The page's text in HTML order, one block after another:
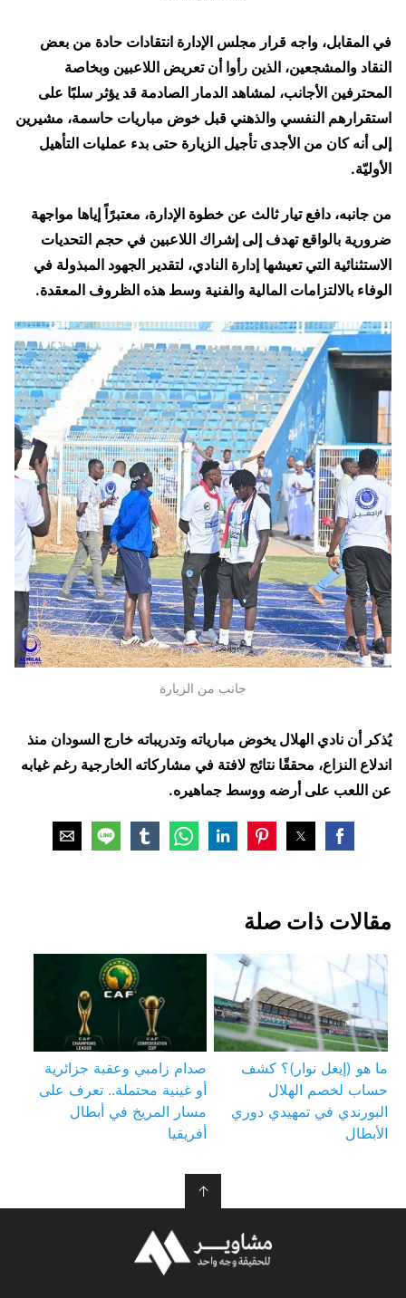
في المقابل، واجه قرار مجلس الإدارة انتقادات حادة من بعض
النقاد والمشجعين، الذين رأوا أن تعريض اللاعبين وبخاصة
المحترفين الأجانب، لمشاهد الدمار الصادمة قد يؤثر سلبًا على
استقرارهم النفسي والذهني قبل خوض مباريات حاسمة، مشيرين
إلى أنه كان من الأجدى تأجيل الزيارة حتى بدء عمليات التأهيل
الأوليّة.
من جانبه، دافع تيار ثالث عن خطوة الإدارة، معتبرًاً إياها مواجهة
ضرورية بالواقع تهدف إلى إشراك اللاعبين في حجم التحديات
الاستثنائية التي تعيشها إدارة النادي، لتقدير الجهود المبذولة في
الوفاء بالالتزامات المالية والفنية وسط هذه الظروف المعقدة.
جانب من الزيارة
يُذكر أن نادي الهلال يخوض مبارياته وتدريباته خارج السودان منذ
اندلاع النزاع، محققًا نتائج لافتة في مشاركاته الخارجية رغم غيابه
عن اللعب على أرضه ووسط جماهيره.
مقالات ذات صلة
ما هو (إيغل نوار)؟ كشف
حساب لخصم الهلال
البورندي في تمهيدي دوري
الأبطال
صدام زامبي وعقبة جزائرية
أو غينية محتملة.. تعرف على
مسار المريخ في أبطال
أفريقيا
↑